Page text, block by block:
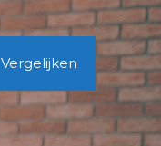
Vergelijken